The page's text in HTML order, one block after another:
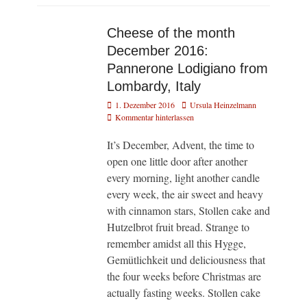
Cheese of the month
December 2016:
Pannerone Lodigiano from
Lombardy, Italy
Veröffentlicht
am
1. Dezember 2016 AutorUrsula Heinzelmann
Kommentar hinterlassen
It’s December, Advent, the time to
open one little door after another
every morning, light another candle
every week, the air sweet and heavy
with cinnamon stars, Stollen cake and
Hutzelbrot fruit bread. Strange to
remember amidst all this Hygge,
Gemütlichkeit und deliciousness that
the four weeks before Christmas are
actually fasting weeks. Stollen cake